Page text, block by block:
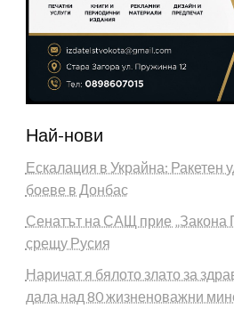
Най-нови
Ескалация в Украйна: Ракетен
боеве в Донбас
Сенатът на САЩ прие „Закона
срещу Русия
Наричат я бялото злато за
дала над 80 жизненоважни